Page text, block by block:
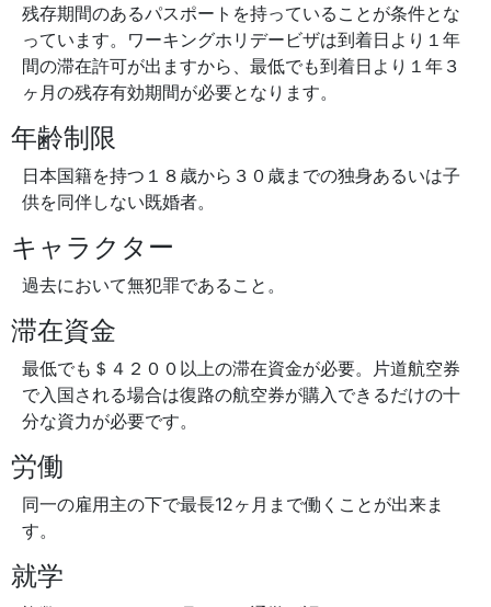
残存期間のあるパスポートを持っていることが条件とな
っています。ワーキングホリデービザは到着日より１年
間の滞在許可が出ますから、最低でも到着日より１年３
ヶ月の残存有効期間が必要となります。
年齢制限
日本国籍を持つ１８歳から３０歳までの独身あるいは子
供を同伴しない既婚者。
キャラクター
過去において無犯罪であること。
滞在資金
最低でも＄４２００以上の滞在資金が必要。片道航空券
で入国される場合は復路の航空券が購入できるだけの十
分な資力が必要です。
労働
同一の雇用主の下で最長12ヶ月まで働くことが出来ま
す。
就学